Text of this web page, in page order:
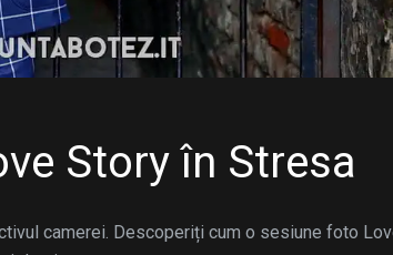
Story în Stresa
camerei. Descoperiți cum o sesiune foto